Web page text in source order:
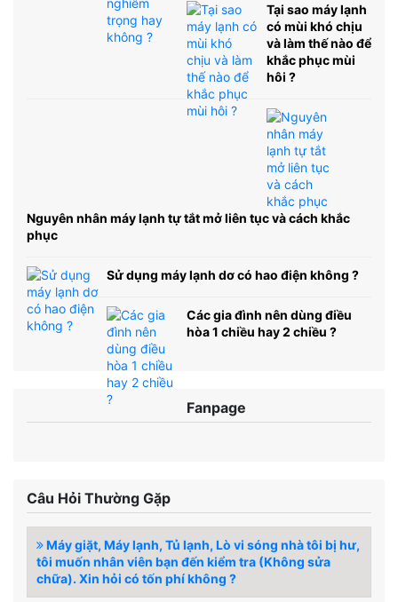
Tại sao máy lạnh
có mùi khó chịu
và làm thế nào để
khắc phục mùi
hôi ?
Nguyên nhân máy lạnh tự tắt mở liên tục và cách khắc
phục
Sử dụng máy lạnh dơ có hao điện không ?
Các gia đình nên dùng điều
hòa 1 chiều hay 2 chiều ?
Fanpage
Câu Hỏi Thường Gặp
Máy giặt, Máy lạnh, Tủ lạnh, Lò vi sóng nhà tôi bị hư,
tôi muốn nhân viên bạn đến kiểm tra (Không sửa
chữa). Xin hỏi có tốn phí không ?